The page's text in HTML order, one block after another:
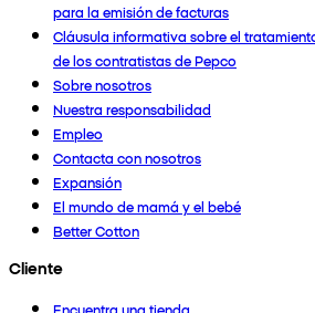
para la emisión de facturas
Cláusula informativa sobre el
de los contratistas de Pepco
Sobre nosotros
Nuestra responsabilidad
Empleo
Contacta con nosotros
Expansión
El mundo de mamá y el bebé
Better Cotton
Cliente
Encuentra una tienda